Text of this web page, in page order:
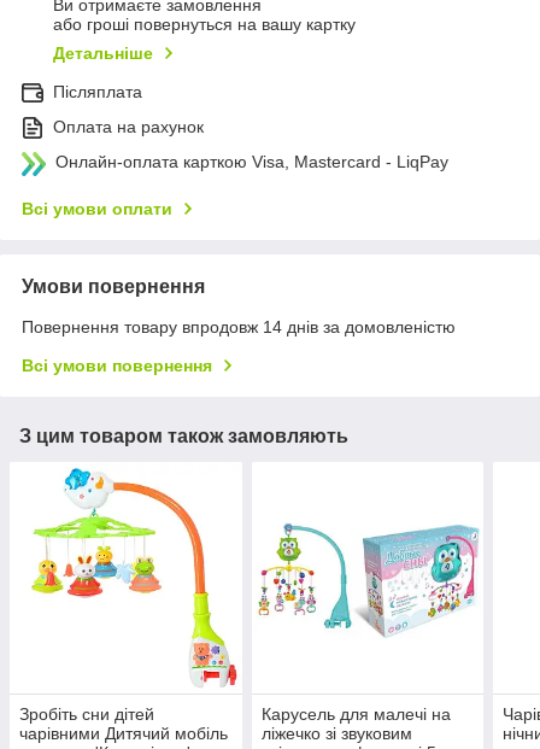
Ви отримаєте замовлення
або гроші повернуться на вашу картку
Детальніше
Післяплата
Оплата на рахунок
Онлайн-оплата карткою Visa, Mastercard - LiqPay
Всі умови оплати
Умови повернення
Повернення товару впродовж 14 днів за домовленістю
Всі умови повернення
З цим товаром також замовляють
Зробіть сни дітей
чарівними Дитячий мобіль
Карусель для малечі на
ліжечко зі звуковим